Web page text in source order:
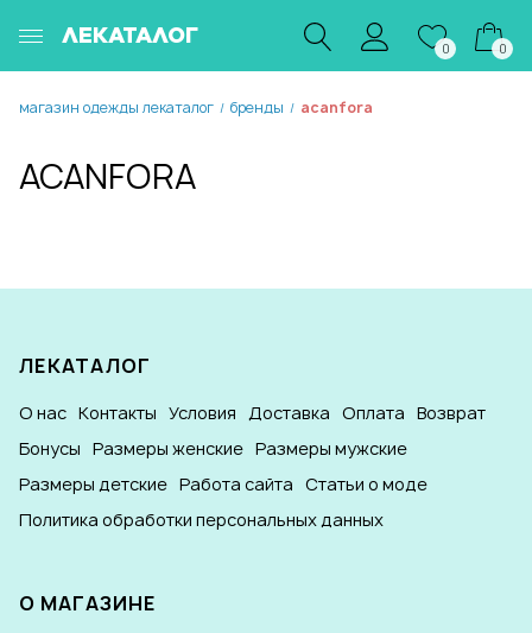
ЛЕКАТАЛОГ
0 0
магазин одежды лекаталог / бренды / acanfora
ACANFORA
ЛЕКАТАЛОГ
О нас Контакты Условия Доставка Оплата Возврат
Бонусы Размеры женские Размеры мужские
Размеры детские Работа сайта Статьи о моде
Политика обработки персональных данных
О МАГАЗИНЕ